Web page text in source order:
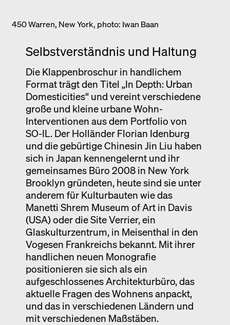
450 Warren, New York, photo: Iwan Baan
Selbstverständnis und Haltung
Die Klappenbroschur in handlichem
Format trägt den Titel „In Depth: Urban
Domesticities“ und vereint verschiedene
große und kleine urbane Wohn-
Interventionen aus dem Portfolio von
SO-IL. Der Holländer Florian Idenburg
und die gebürtige Chinesin Jin Liu haben
sich in Japan kennengelernt und ihr
gemeinsames Büro 2008 in New York
Brooklyn gründeten, heute sind sie unter
anderem für Kulturbauten wie das
Manetti Shrem Museum of Art in Davis
(USA) oder die Site Verrier, ein
Glaskulturzentrum, in Meisenthal in den
Vogesen Frankreichs bekannt. Mit ihrer
handlichen neuen Monografie
positionieren sie sich als ein
aufgeschlossenes Architekturbüro, das
aktuelle Fragen des Wohnens anpackt,
und das in verschiedenen Ländern und
mit verschiedenen Maßstäben.